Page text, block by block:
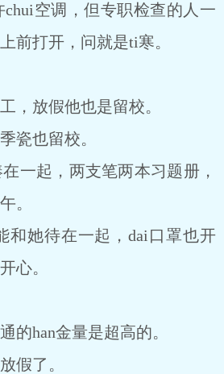
空调，但专职检查的人一
前打开，问就是ti寒。
放假他也是留校。
也留校。
起，两支笔两本习题册，
。
她待在一起，dai口罩也开
心。
han金量是超高的。
了。